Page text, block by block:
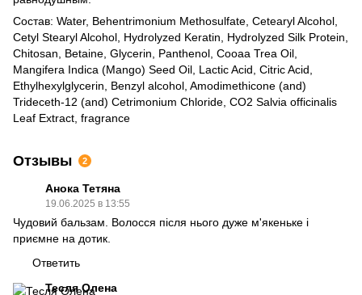
Состав: Water, Behentrimonium Methosulfate, Cetearyl Alcohol,
Cetyl Stearyl Alcohol, Hydrolyzed Keratin, Hydrolyzed Silk Protein,
Chitosan, Betaine, Glycerin, Panthenol, Cooaa Trea Oil,
Mangifera Indica (Mango) Seed Oil, Lactic Acid, Citric Acid,
Ethylhexylglycerin, Benzyl alcohol, Amodimethicone (and)
Trideceth-12 (and) Cetrimonium Chloride, CO2 Salvia officinalis
Leaf Extract, fragrance
Отзывы 2
Анока Тетяна
19.06.2025 в 13:55
Чудовий бальзам. Волосся після нього дуже м'якеньке і
приємне на дотик.
Ответить
Тесля Олена